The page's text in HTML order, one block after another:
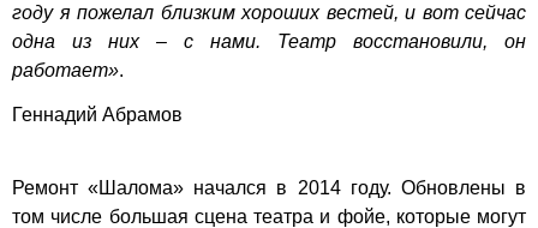
году я пожелал близким хороших вестей, и вот сейчас
одна из них – с нами. Театр восстановили, он
работает».
Геннадий Абрамов
Ремонт «Шалома» начался в 2014 году. Обновлены в
том числе большая сцена театра и фойе, которые могут